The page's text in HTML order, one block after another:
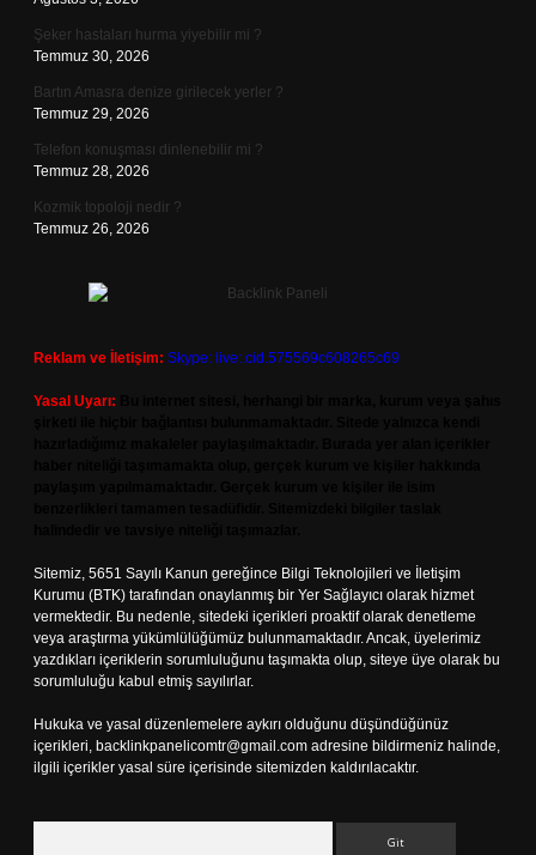
Şeker hastaları hurma yiyebilir mi ?
Temmuz 30, 2026
Bartın Amasra denize girilecek yerler ?
Temmuz 29, 2026
Telefon konuşması dinlenebilir mi ?
Temmuz 28, 2026
Kozmik topoloji nedir ?
Temmuz 26, 2026
Reklam ve İletişim: Skype: live:.cid.575569c608265c69
Yasal Uyarı:
Sitemiz, 5651 Sayılı Kanun gereğince Bilgi Teknolojileri ve İletişim
Kurumu (BTK) tarafından onaylanmış bir Yer Sağlayıcı olarak hizmet
vermektedir. Bu nedenle, sitedeki içerikleri proaktif olarak denetleme
veya araştırma yükümlülüğümüz bulunmamaktadır. Ancak, üyelerimiz
yazdıkları içeriklerin sorumluluğunu taşımakta olup, siteye üye olarak bu
sorumluluğu kabul etmiş sayılırlar.
Hukuka ve yasal düzenlemelere aykırı olduğunu düşündüğünüz
içerikleri, backlinkpanelicomtr@gmail.com adresine bildirmeniz halinde,
ilgili içerikler yasal süre içerisinde sitemizden kaldırılacaktır.